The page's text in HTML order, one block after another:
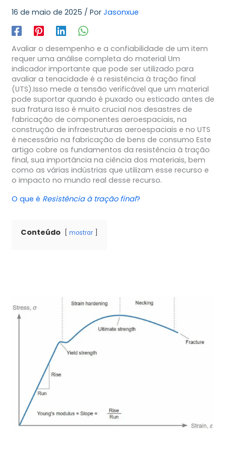
16 de maio de 2025 / Por Jasonxue
Avaliar o desempenho e a confiabilidade de um item
requer uma análise completa do material Um
indicador importante que pode ser utilizado para
avaliar a tenacidade é a resistência à tração final
(UTS).Isso mede a tensão verificável que um material
pode suportar quando é puxado ou esticado antes de
sua fratura Isso é muito crucial nos desastres de
fabricação de componentes aeroespaciais, na
construção de infraestruturas aeroespaciais e no UTS
é necessário na fabricação de bens de consumo Este
artigo cobre os fundamentos da resistência à tração
final, sua importância na ciência dos materiais, bem
como as várias indústrias que utilizam esse recurso e
o impacto no mundo real desse recurso.
O que é Resistência à tração final?
Conteúdo mostrar